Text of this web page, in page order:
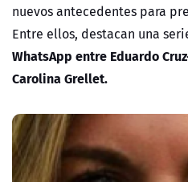
nuevos antecedentes para
Entre ellos, destacan una
WhatsApp entre Eduardo
Carolina Grellet.